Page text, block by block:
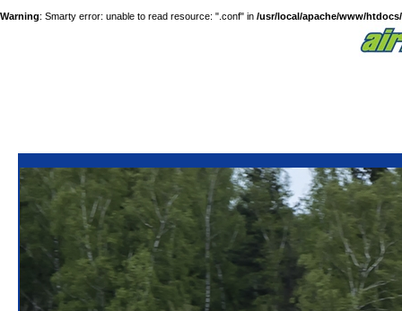
Warning: Smarty error: unable to read resource: ".conf" in /usr/local/apache/www/